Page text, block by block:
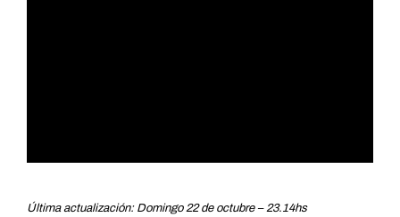
Última actualización: Domingo 22 de octubre – 23.14hs